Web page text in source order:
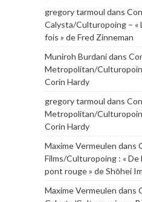
gregory tarmoul dans
Calysta/Culturopoing – «
fois » de Fred Zinneman
Muniroh Burdanidans
Metropolitan/
Corin Hardy
gregory tarmoul dans
Metropolitan/
Corin Hardy
Maxime Vermeulen dans
Films/Culturopoing : « De
pont rouge » de Shōhei
Maxime Vermeulen dans